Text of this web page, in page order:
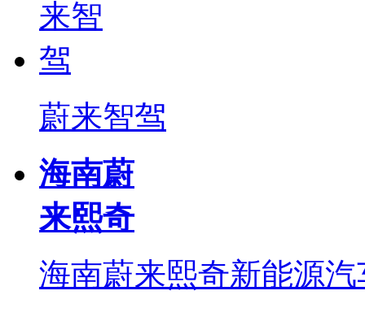
蔚来智驾
海南蔚
来熙奇
海南蔚来熙奇新能源